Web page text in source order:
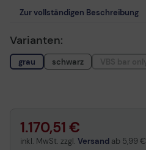
Zur vollständigen Beschreibung
Varianten:
grau schwarz
1.170,51 €
inkl. MwSt. zzgl. Versand ab 5,99 €